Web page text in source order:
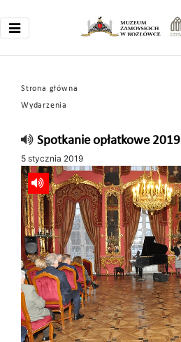
Strona główna
Wydarzenia
Spotkanie opłatkowe 2019
5 stycznia 2019